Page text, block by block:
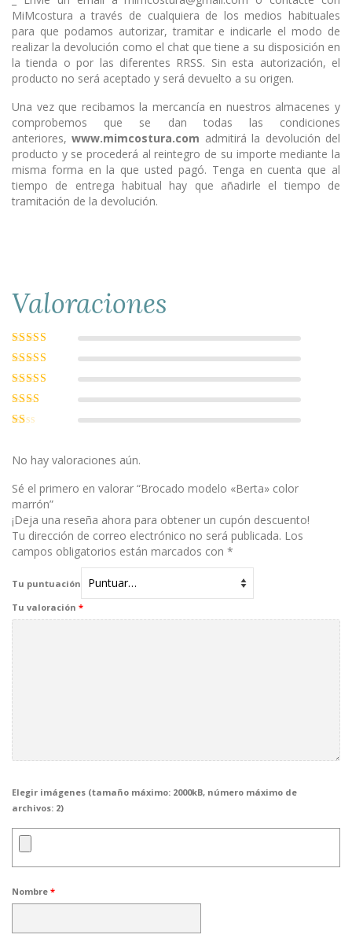
MiMcostura a través de cualquiera de los medios habituales
para que podamos autorizar, tramitar e indicarle el modo de
realizar la devolución como el chat que tiene a su disposición en
la tienda o por las diferentes RRSS. Sin esta autorización, el
producto no será aceptado y será devuelto a su origen.
Una vez que recibamos la mercancía en nuestros almacenes y
comprobemos que se dan todas las condiciones
anteriores,www.mimcostura.com admitirá la devolución del
producto y se procederá al reintegro de su importe mediante la
misma forma en la que usted pagó. Tenga en cuenta que al
tiempo de entrega habitual hay que añadirle el tiempo de
tramitación de la devolución.
Valoraciones
Valorado con
5de 5
Valorado
con4 de 5
Valorado
con3de
5
Valorado
con2
1
de
No hay valoraciones aún.
Sé el primero en valorar “Brocado modelo «Berta» color
marrón”
¡Deja una reseña ahora para obtener un cupón descuento!
Tu dirección de correo electrónico no será publicada. Los
campos obligatorios están marcados con *
Tu puntuación
Tu valoración *
Elegir imágenes (tamaño máximo: 2000kB, número máximo de
archivos: 2)
Nombre *